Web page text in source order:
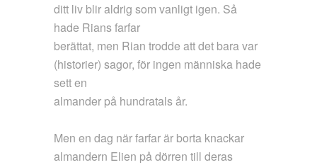
ditt liv blir aldrig som vanligt igen. Så
hade Rians farfar
berättat, men Rian trodde att det bara var
(historier) sagor, för ingen människa hade
sett en
almander på hundratals år.
Men en dag när farfar är borta knackar
almandern Elien på dörren till deras